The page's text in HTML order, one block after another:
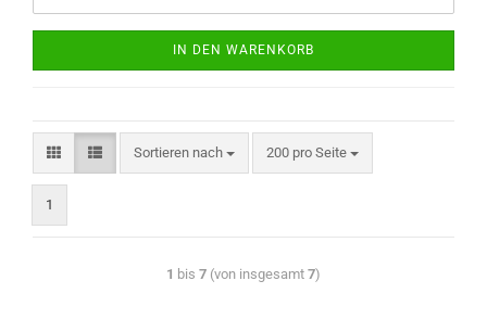
IN DEN WARENKORB
Sortieren nach 200 pro Seite
1
1 bis 7 (von insgesamt 7)